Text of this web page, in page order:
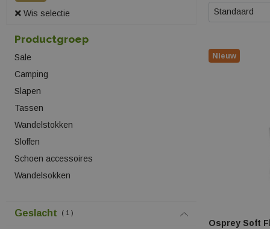
Wis selectie
Productgroep
Sale
Camping
Slapen
Tassen
Wandelstokken
Sloffen
Schoen accessoires
Wandelsokken
Geslacht 1
Standaard
Osprey Soft
Nieuw